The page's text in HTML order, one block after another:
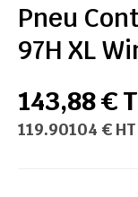
Pneu
97H XL
143,88 €
119.90104 € HT